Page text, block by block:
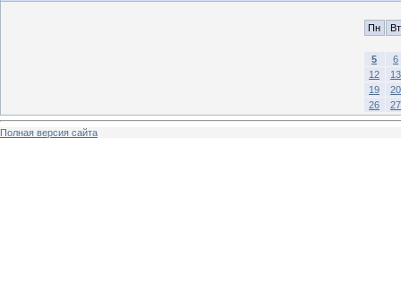
Пн Вт
5
6
12
13
19
20
26
27
Полная версия сайта